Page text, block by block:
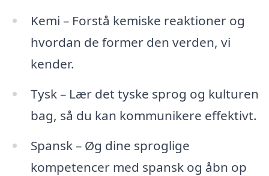
Kemi – Forstå kemiske reaktioner og
hvordan de former den verden, vi
kender.
Tysk – Lær det tyske sprog og kulturen
bag, så du kan kommunikere effektivt.
Spansk – Øg dine sproglige
kompetencer med spansk og åbn op